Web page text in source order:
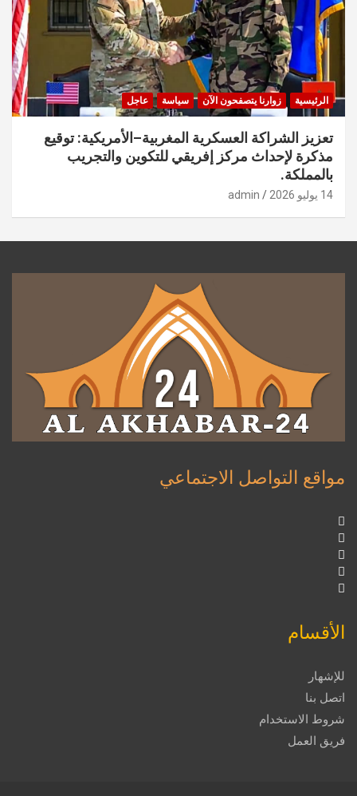
الرئيسية زوارنا يتصفحون الآن سياسة عاجل
تعزيز الشراكة العسكرية المغربية–الأمريكية: توقيع
مذكرة لإحداث مركز إفريقي للتكوين والتجريب
بالمملكة.
14 يوليو 2026 admin
مواقع التواصل الاجتماعي
الأقسام
للإشهار
اتصل بنا
شروط الاستخدام
فريق العمل